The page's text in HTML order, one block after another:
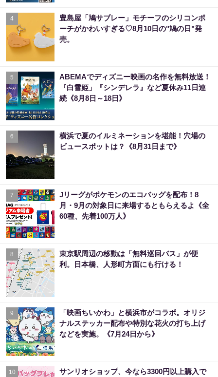
4
豊島屋「鳩サブレー」モチーフのシリコンポ
ーチがかわいすぎる♡8月10日の"鳩の日"発
売。
5
ABEMAでディズニー映画の名作を無料放送！
『白雪姫」『シンデレラ』など夏休み11日連
続《8月8日～18日》
6
横浜で夏のイルミネーションを堪能！穴場の
ビュースポットは？《8月31日まで》
7
Jリーグがポケモンのエコバッグを配布！8
月・9月の対象日に来場するともらえるよ《全
60種、先着100万人》
8
東京駅周辺の移動は「無料巡回バス」が便
利。日本橋、人形町方面にも行ける！
9
「映画ちいかわ」と横浜市がコラボ。オリジ
ナルステッカー配布や特別な花火の打ち上げ
などを実施。《7月24日から》
10
サンリオショップ、今なら3300円以上購入で